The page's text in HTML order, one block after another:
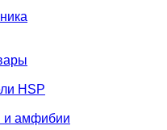
HSP
и амфибии